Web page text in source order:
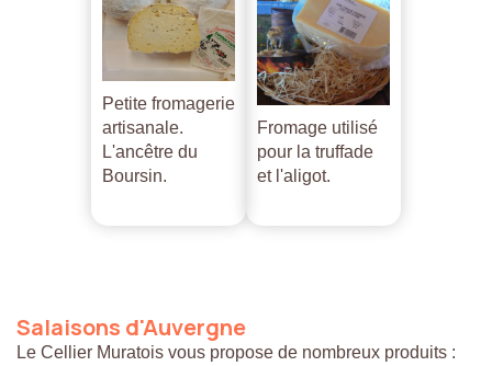
Petite fromagerie
artisanale.
L'ancêtre du
Boursin.
Fromage utilisé
pour la truffade
et l'aligot.
Salaisons d'Auvergne
Le Cellier Muratois vous propose de nombreux produits :